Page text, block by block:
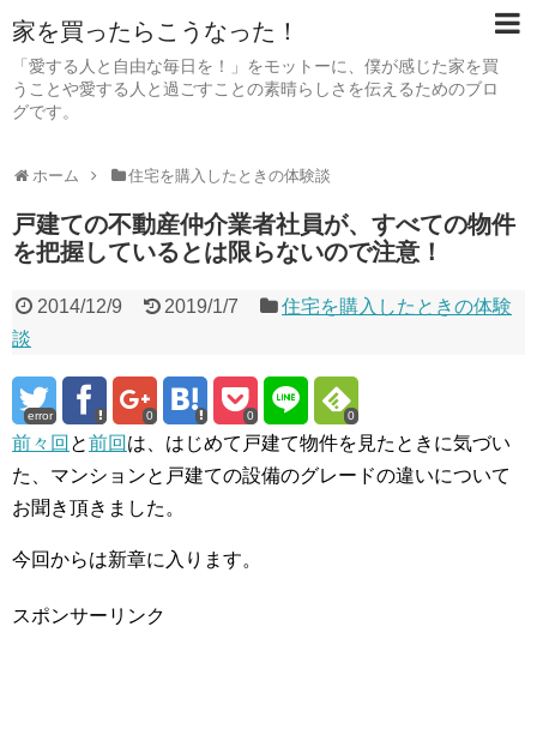
家を買ったらこうなった！
「愛する人と自由な毎日を！」をモットーに、僕が感じた家を買
うことや愛する人と過ごすことの素晴らしさを伝えるためのブロ
グです。
ホーム 住宅を購入したときの体験談
戸建ての不動産仲介業者社員が、すべての物件
を把握しているとは限らないので注意！
2014/12/9 2019/1/7
住宅を購入したときの体験
談
error 0 0 0
前々回 と前回 は、はじめて戸建て物件を見たときに気づい
た、マンションと戸建ての設備のグレードの違いについて
お聞き頂きました。
今回からは新章に入ります。
スポンサーリンク